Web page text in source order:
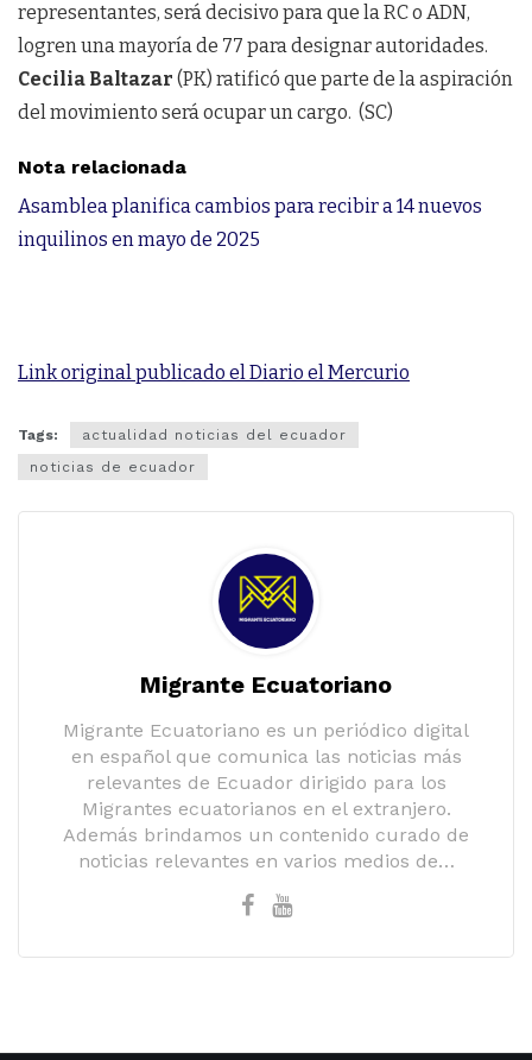
representantes, será decisivo para que la RC o ADN,
logren una mayoría de 77 para designar autoridades.
Cecilia Baltazar (PK) ratificó que parte de la aspiración
del movimiento será ocupar un cargo. (SC)
Nota relacionada
Asamblea planifica cambios para recibir a 14 nuevos
inquilinos en mayo de 2025
Link original publicado el Diario el Mercurio
Tags:
actualidad noticias del ecuador
noticias de ecuador
Migrante Ecuatoriano
Migrante Ecuatoriano es un periódico digital
en español que comunica las noticias más
relevantes de Ecuador dirigido para los
Migrantes ecuatorianos en el extranjero.
Además brindamos un contenido curado de
noticias relevantes en varios medios de…